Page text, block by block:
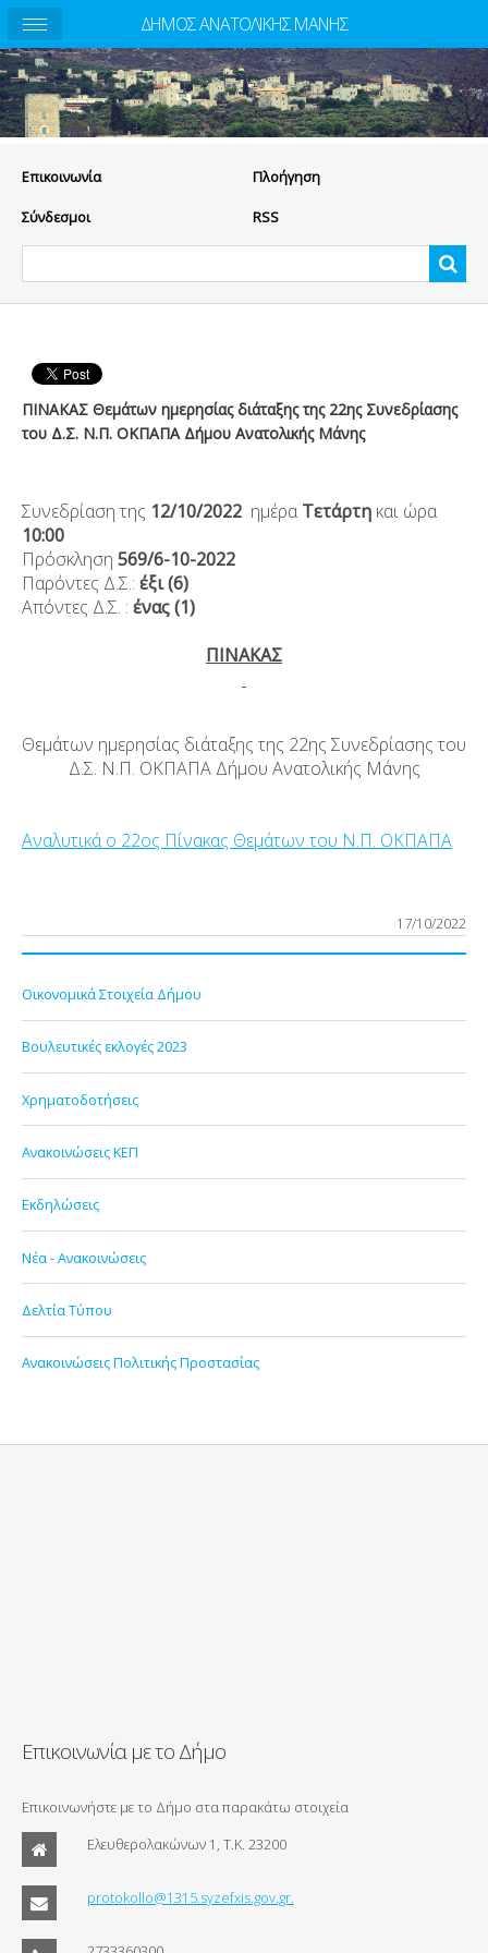
Eπικοινωνία Πλοήγηση
Σύνδεσμοι RSS
ΠΙΝΑΚΑΣ Θεμάτων ημερησίας διάταξης της 22ης Συνεδρίασης
του Δ.Σ. Ν.Π. ΟΚΠΑΠΑ Δήμου Ανατολικής Μάνης
Συνεδρίαση της 12/10/2022 ημέρα Τετάρτη και ώρα
10:00
Πρόσκληση 569/6-10-2022
Παρόντες Δ.Σ.: έξι (6)
Απόντες Δ.Σ. : ένας (1)
ΠΙΝΑΚΑΣ
Θεμάτων ημερησίας διάταξης της 22ης Συνεδρίασης του
Δ.Σ. Ν.Π. ΟΚΠΑΠΑ Δήμου Ανατολικής Μάνης
Αναλυτικά ο 22ος Πίνακας Θεμάτων του Ν.Π. ΟΚΠΑΠΑ
17/10/2022
Οικονομικά Στοιχεία Δήμου
Βουλευτικές εκλογές 2023
Χρηματοδοτήσεις
Ανακοινώσεις ΚΕΠ
Εκδηλώσεις
Νέα - Ανακοινώσεις
Δελτία Τύπου
Ανακοινώσεις Πολιτικής Προστασίας
Επικοινωνία με το Δήμο
Επικοινωνήστε με το Δήμο στα παρακάτω στοιχεία
Ελευθερολακώνων 1, Τ.Κ. 23200
protokollo@1315.syzefxis.gov.gr.
ΔΗΜΟΣ ΑΝΑΤΟΛΙΚΗΣ ΜΑΝΗΣ